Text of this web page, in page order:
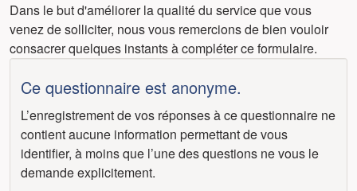
Dans le but d'améliorer la qualité du service que vous
venez de solliciter, nous vous remercions de bien vouloir
consacrer quelques instants à compléter ce formulaire.
Ce questionnaire est anonyme.
L’enregistrement de vos réponses à ce questionnaire ne
contient aucune information permettant de vous
identifier, à moins que l’une des questions ne vous le
demande explicitement.